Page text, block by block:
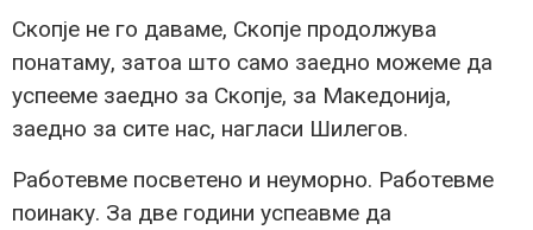
Скопје не го даваме, Скопје продолжува
понатаму, затоа што само заедно можеме да
успееме заедно за Скопје, за Македонија,
заедно за сите нас, нагласи Шилегов.
Работевме посветено и неуморно. Работевме
поинаку. За две години успеавме да